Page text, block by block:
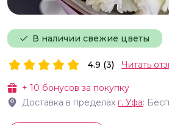
В наличии свежие цветы
+ 10 бонусов за покупку
Доставка в пределах г. Уфа:
4.9 (3) Читать